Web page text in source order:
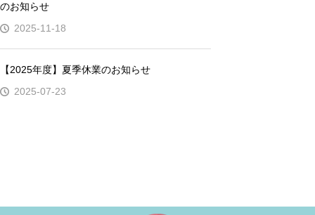
のお知らせ
2025-11-18
【2025年度】夏季休業のお知らせ
2025-07-23